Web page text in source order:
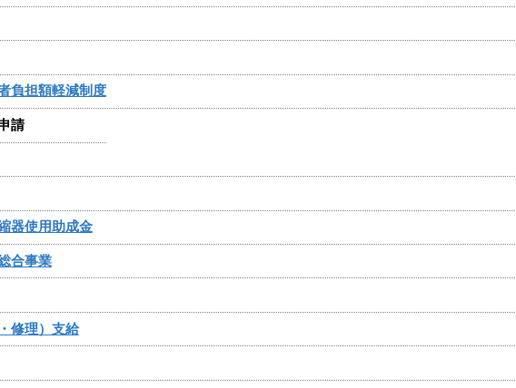
負担額軽減制度
請
器使用助成金
合事業
修理）支給